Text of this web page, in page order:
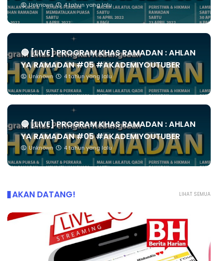
Unknown 4 tahun yang lalu
🔴 [LIVE] PROGRAM KHAS RAMADAN : AHLAN
YA RAMADAN #05 #AKADEMIYOUTUBER
Unknown 4 tahun yang lalu
🔴 [LIVE] PROGRAM KHAS RAMADAN : AHLAN
YA RAMADAN #05 #AKADEMIYOUTUBER
Unknown 4 tahun yang lalu
LIHAT SEMUA
AKAN DATANG!